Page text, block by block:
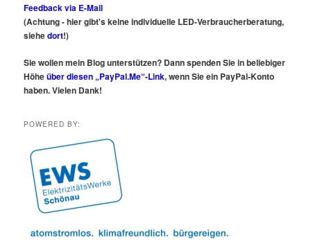
Feedback via E-Mail
(Achtung - hier gibt's keine individuelle LED-Verbraucherberatung,
siehedort!)
Sie wollen mein Blog unterstützen? Dann spenden Sie in beliebiger
Höheüber diesen „PayPal.Me“-Link, wenn Sie ein PayPal-Konto
haben. Vielen Dank!
POWERED BY: